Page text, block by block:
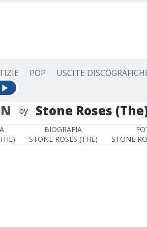
POP USCITE
by Stone Roses
BIOGRAFIA
STONE ROSES (THE)
STONE